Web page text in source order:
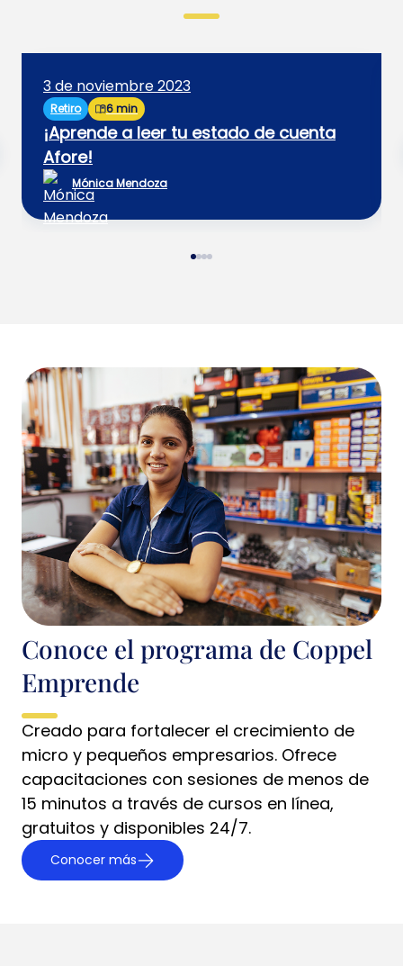
3 de noviembre 2023
Retiro 6 min
¡Aprende a leer tu estado de cuenta
Afore!
Mónica Mendoza
Conoce el programa de Coppel
Emprende
Creado para fortalecer el crecimiento de
micro y pequeños empresarios. Ofrece
capacitaciones con sesiones de menos de
15 minutos a través de cursos en línea,
gratuitos y disponibles 24/7.
Conocer más